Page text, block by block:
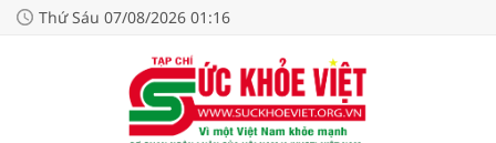
Thứ Sáu 07/08/2026 01:16